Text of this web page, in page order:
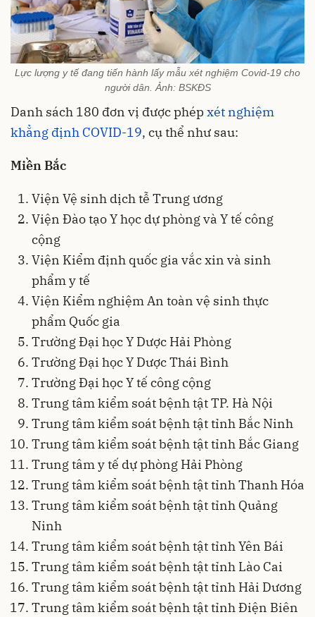
Lực lượng y tế đang tiến hành lấy mẫu xét nghiệm Covid-19 cho
người dân. Ảnh: BSKĐS
Danh sách 180 đơn vị được phépxét nghiệm
khẳng định COVID-19, cụ thể như sau:
Miền Bắc
Viện Vệ sinh dịch tễ Trung ương
Viện Đào tạo Y học dự phòng và Y tế công
cộng
Viện Kiểm định quốc gia vắc xin và sinh
phẩm y tế
Viện Kiểm nghiệm An toàn vệ sinh thực
phẩm Quốc gia
Trường Đại học Y Dược Hải Phòng
Trường Đại học Y Dược Thái Bình
Trường Đại học Y tế công cộng
Trung tâm kiểm soát bệnh tật TP. Hà Nội
Trung tâm kiểm soát bệnh tật tỉnh Bắc Ninh
Trung tâm kiểm soát bệnh tật tỉnh Bắc Giang
Trung tâm y tế dự phòng Hải Phòng
Trung tâm kiểm soát bệnh tật tỉnh Thanh Hóa
Trung tâm kiểm soát bệnh tật tỉnh Quảng
Ninh
Trung tâm kiểm soát bệnh tật tỉnh Yên Bái
Trung tâm kiểm soát bệnh tật tỉnh Lào Cai
Trung tâm kiểm soát bệnh tật tỉnh Hải Dương
Trung tâm kiểm soát bệnh tật tỉnh Điện Biên